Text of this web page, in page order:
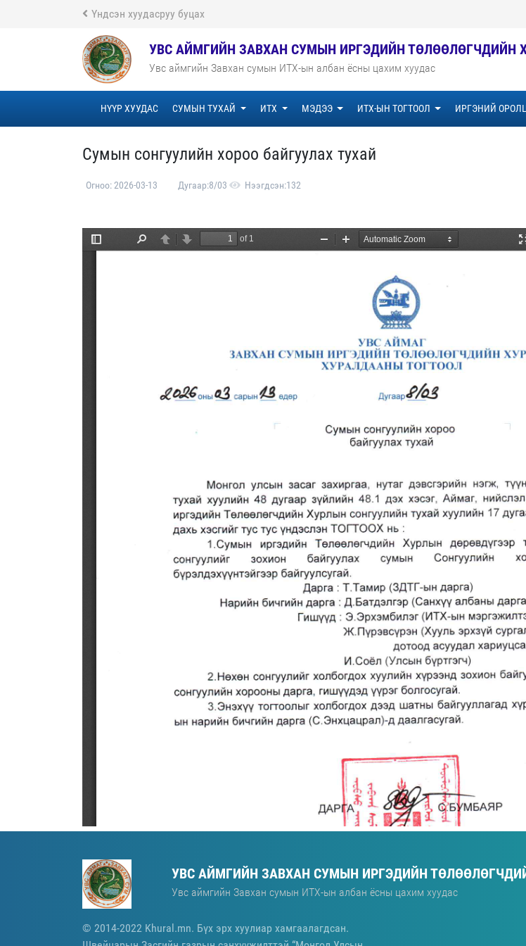
Үндсэн хуудасруу буцах
УВС АЙМГИЙН ЗАВХАН СУМЫН ИРГЭДИЙН ТӨЛӨӨЛӨГЧДИЙН
Увс аймгийн Завхан сумын ИТХ-ын албан ёсны цахим хуудас
НҮҮР ХУУДАС СУМЫН ТУХАЙ ИТХ МЭДЭЭ ИТХ-ЫН ТОГТООЛ ИРГЭНИЙ
Сумын сонгуулийн хороо байгуулах тухай
Огноо: 2026-03-13 Дугаар:8/03 Нээгдсэн:132
УВС АЙМГИЙН ЗАВХАН СУМЫН ИРГЭДИЙН
Увс аймгийн Завхан сумын ИТХ-ын албан ёсны цахим хуудас
© 2014-2022 Khural.mn. Бүх эрх хуулиар хамгаалагдсан.